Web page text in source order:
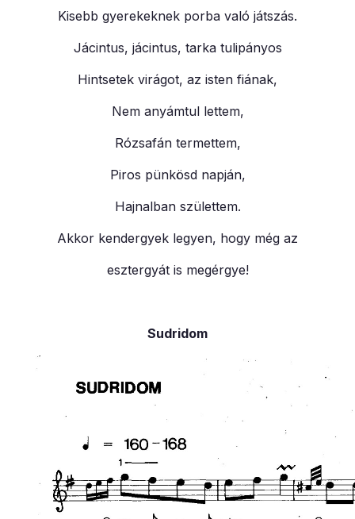
Kisebb gyerekeknek porba való játszás.
Jácintus, jácintus, tarka tulipányos
Hintsetek virágot, az isten fiának,
Nem anyámtul lettem,
Rózsafán termettem,
Piros pünkösd napján,
Hajnalban születtem.
Akkor kendergyek legyen, hogy még az
esztergyát is megérgye!
Sudridom